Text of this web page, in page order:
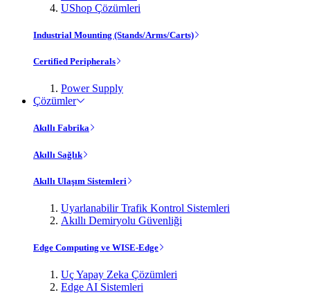
UShop Çözümleri
Industrial Mounting (Stands/Arms/Carts)
Certified Peripherals
Power Supply
Çözümler
Akıllı Fabrika
Akıllı Sağlık
Akıllı Ulaşım Sistemleri
Uyarlanabilir Trafik Kontrol Sistemleri
Akıllı Demiryolu Güvenliği
Edge Computing ve WISE-Edge
Uç Yapay Zeka Çözümleri
Edge AI Sistemleri